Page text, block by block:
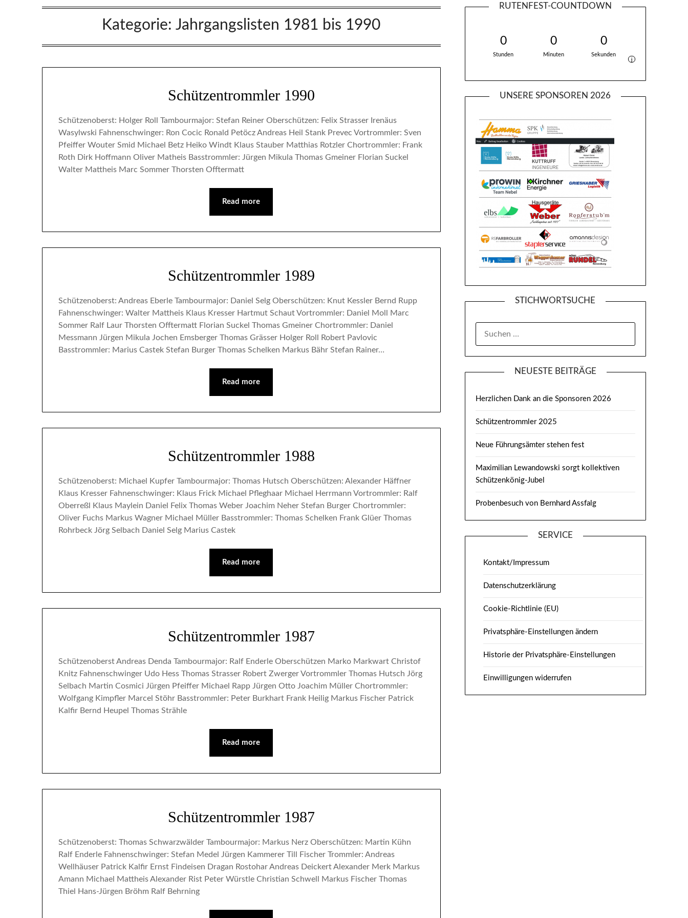
Kategorie:Jahrgangslisten 1981 bis 1990
Schützentrommler 1990
Schützenoberst: Holger Roll Tambourmajor: Stefan Reiner Oberschützen: Felix Strasser Irenäus
Wasylwski Fahnenschwinger: Ron Cocic Ronald Petöcz Andreas Heil Stank Prevec Vortrommler: Sven
Pfeiffer Wouter Smid Michael Betz Heiko Windt Klaus Stauber Matthias Rotzler Chortrommler: Frank
Roth Dirk Hoffmann Oliver Matheis Basstrommler: Jürgen Mikula Thomas Gmeiner Florian Suckel
Walter Mattheis Marc Sommer Thorsten Offtermatt
Read more
Schützentrommler 1989
Schützenoberst: Andreas Eberle Tambourmajor: Daniel Selg Oberschützen: Knut Kessler Bernd Rupp
Fahnenschwinger: Walter Mattheis Klaus Kresser Hartmut Schaut Vortrommler: Daniel Moll Marc
Sommer Ralf Laur Thorsten Offtermatt Florian Suckel Thomas Gmeiner Chortrommler: Daniel
Messmann Jürgen Mikula Jochen Emsberger Thomas Grässer Holger Roll Robert Pavlovic
Basstrommler: Marius Castek Stefan Burger Thomas Schelken Markus Bähr Stefan Rainer…
Read more
Schützentrommler 1988
Schützenoberst: Michael Kupfer Tambourmajor: Thomas Hutsch Oberschützen: Alexander Häffner
Klaus Kresser Fahnenschwinger: Klaus Frick Michael Pfleghaar Michael Herrmann Vortrommler: Ralf
Oberreßl Klaus Maylein Daniel Felix Thomas Weber Joachim Neher Stefan Burger Chortrommler:
Oliver Fuchs Markus Wagner Michael Müller Basstrommler: Thomas Schelken Frank Glüer Thomas
Rohrbeck Jörg Selbach Daniel Selg Marius Castek
Read more
Schützentrommler 1987
Schützenoberst Andreas Denda Tambourmajor: Ralf Enderle Oberschützen Marko Markwart Christof
Knitz Fahnenschwinger Udo Hess Thomas Strasser Robert Zwerger Vortrommler Thomas Hutsch Jörg
Selbach Martin Cosmici Jürgen Pfeiffer Michael Rapp Jürgen Otto Joachim Müller Chortrommler:
Wolfgang Kimpfler Marcel Stöhr Basstrommler: Peter Burkhart Frank Heilig Markus Fischer Patrick
Kalfir Bernd Heupel Thomas Strähle
Read more
Schützentrommler 1987
Schützenoberst: Thomas Schwarzwälder Tambourmajor: Markus Nerz Oberschützen: Martin Kühn
Ralf Enderle Fahnenschwinger: Stefan Medel Jürgen Kammerer Till Fischer Trommler: Andreas
Wellhäuser Patrick Kalfir Ernst Findeisen Dragan Rostohar Andreas Deickert Alexander Merk Markus
Amann Michael Mattheis Alexander Rist Peter Würstle Christian Schwell Markus Fischer Thomas
Thiel Hans-Jürgen Bröhm Ralf Behrning
RUTENFEST-COUNTDOWN
0
Stunden
0
Minuten
0
Sekunden
i
UNSERE SPONSOREN 2026
STICHWORTSUCHE
NEUESTE BEITRÄGE
Herzlichen Dank an die Sponsoren 2026
Schützentrommler 2025
Neue Führungsämter stehen fest
Maximilian Lewandowski sorgt kollektiven
Schützenkönig-Jubel
Probenbesuch von Bernhard Assfalg
SERVICE
Kontakt/Impressum
Datenschutzerklärung
Cookie-Richtlinie (EU)
Privatsphäre-Einstellungen ändern
Historie der Privatsphäre-Einstellungen
Einwilligungen widerrufen